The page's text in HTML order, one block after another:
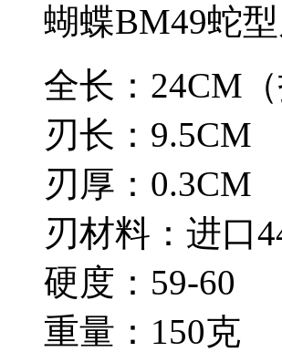
蝴蝶BM49蛇
全长：24CM（
刃长：9.5CM
刃厚：0.3CM
刃材料：进口
硬度：59-60
重量：150克